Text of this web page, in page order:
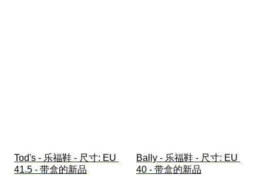
Tod's - 乐福鞋 - 尺寸: EU
41.5 - 带盒的新品
Bally - 乐福鞋 - 尺寸: EU
40 - 带盒的新品